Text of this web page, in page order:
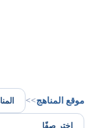
موقع المناهج>>